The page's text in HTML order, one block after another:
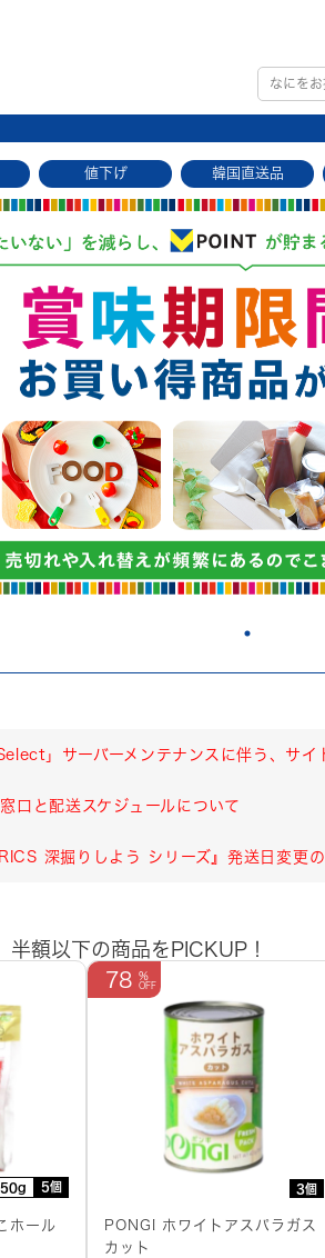
値下げ 韓国直送品
」サーバーメンテナンスに伴う、サイ
口と配送スケジュールについて
深掘りしよう シリーズ』発送日変更
半額以下の商品をPICKUP！
5個
ホール
3個
78
PONGI ホワイトアスパラガス
カット